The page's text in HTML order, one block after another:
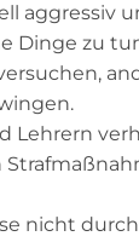
aggressiv
Dinge zu
Lehrern
nicht